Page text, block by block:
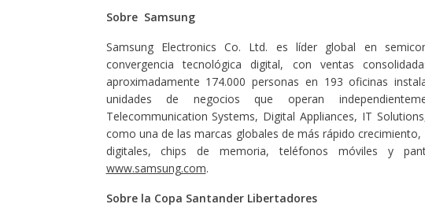
Sobre Samsung
Samsung Electronics Co. Ltd. es líder global en
convergencia tecnológica digital, con ventas
aproximadamente 174.000 personas en 193 oficinas
unidades de negocios que operan
Telecommunication Systems, Digital Appliances, IT
como una de las marcas globales de más rápido
digitales, chips de memoria, teléfonos móviles y
www.samsung.com.
Sobre la Copa Santander Libertadores